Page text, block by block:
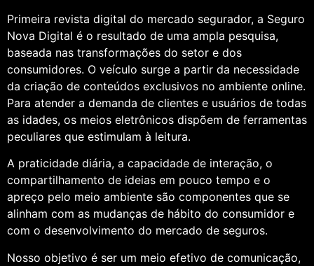
Primeira revista digital do mercado segurador, a Seguro
Nova Digital é o resultado de uma ampla pesquisa,
baseada nas transformações do setor e dos
consumidores. O veículo surge a partir da necessidade
da criação de conteúdos exclusivos no ambiente online.
Para atender a demanda de clientes e usuários de todas
as idades, os meios eletrônicos dispõem de ferramentas
peculiares que estimulam à leitura.
A praticidade diária, a capacidade de interação, o
compartilhamento de ideias em pouco tempo e o
apreço pelo meio ambiente são componentes que se
alinham com as mudanças de hábito do consumidor e
com o desenvolvimento do mercado de seguros.
Nosso objetivo é ser um meio efetivo de comunicação,